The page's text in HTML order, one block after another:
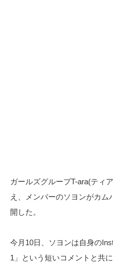
ガールズグループT-ara(ティ
え、メンバーのソヨンがカム
開した。
今月10日、ソヨンは自身の
1」という短いコメントと共